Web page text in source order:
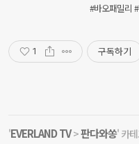
#바오패밀리
1 구독하기
'EVERLAND TV>판다와쏭' 카